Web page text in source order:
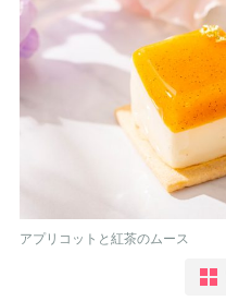
アプリコットと紅茶のムース